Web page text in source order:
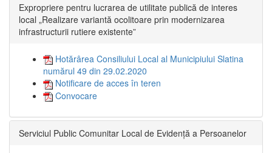
Expropriere pentru lucrarea de utilitate publică de interes
local „Realizare variantă ocolitoare prin modernizarea
infrastructurii rutiere existente”
Hotărârea Consiliului Local al Municipiului Slatina
numărul 49 din 29.02.2020
Notificare de acces în teren
Convocare
Serviciul Public Comunitar Local de Evidență a Persoanelor